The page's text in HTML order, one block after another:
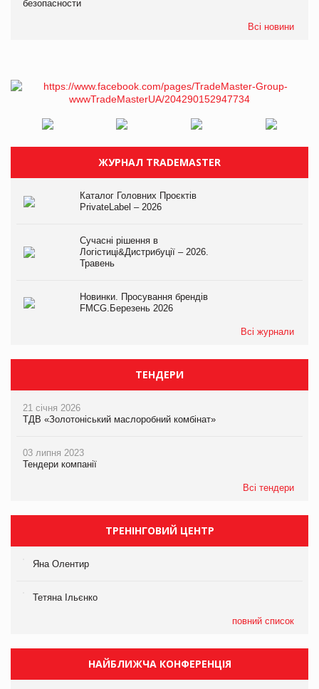
безопасности
Всі новини
ЖУРНАЛ TRADEMASTER
Каталог Головних Проєктів
PrivateLabel – 2026
Сучасні рішення в
Логістиці&Дистрибуції – 2026.
Травень
Новинки. Просування брендів
FMCG.Березень 2026
Всі журнали
ТЕНДЕРИ
21 січня 2026
ТДВ «Золотоніський маслоробний комбінат»
03 липня 2023
Тендери компанії
Всі тендери
ТРЕНІНГОВИЙ ЦЕНТР
Яна Олентир
Тетяна Ільєнко
повний список
НАЙБЛИЖЧА КОНФЕРЕНЦІЯ